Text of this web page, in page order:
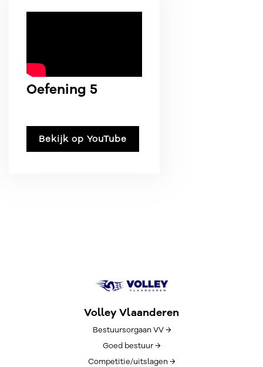
Oefening 5
Bekijk op YouTube
Volley Vlaanderen
Bestuursorgaan VV →
Goed bestuur →
Competitie/uitslagen →